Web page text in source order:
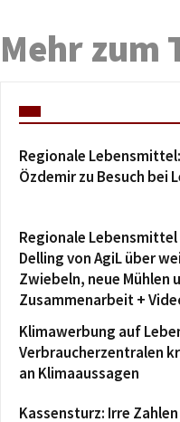
Mehr zum
Regionale
Özdemir zu Besuch bei
Regionale Lebensmittel
Delling von AgiL über
Zwiebeln, neue Mühlen
Zusammenarbeit +
Klimawerbung auf
Verbraucherzentralen
an Klimaaussagen
Kassensturz: Irre